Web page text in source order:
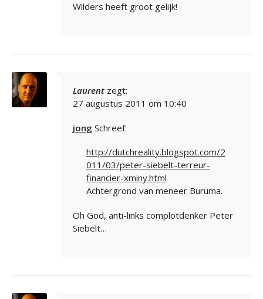
Wilders heeft groot gelijk!
Laurent zegt:
27 augustus 2011 om 10:40
jong Schreef:
http://dutchreality.blogspot.com/2
011/03/peter-siebelt-terreur-
financier-xminy.html
Achtergrond van meneer Buruma.
Oh God, anti-links complotdenker Peter
Siebelt…